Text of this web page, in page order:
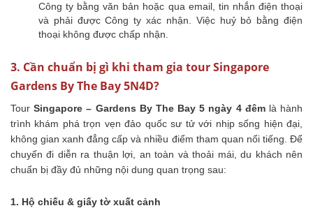
Công ty bằng văn bản hoặc qua email, tin nhắn điện thoại
và phải được Công ty xác nhận. Việc huỷ bỏ bằng điện
thoại không được chấp nhận.
3. Cần chuẩn bị gì khi tham gia tour Singapore
Gardens By The Bay 5N4D?
TourSingapore – Gardens By The Bay 5 ngày 4 đêmlà hành
trình khám phá trọn vẹn đảo quốc sư tử với nhịp sống hiện đại,
không gian xanh đẳng cấp và nhiều điểm tham quan nổi tiếng. Để
chuyến đi diễn ra thuận lợi, an toàn và thoải mái, du khách nên
chuẩn bị đầy đủ những nội dung quan trọng sau:
1. Hộ chiếu & giấy tờ xuất cảnh